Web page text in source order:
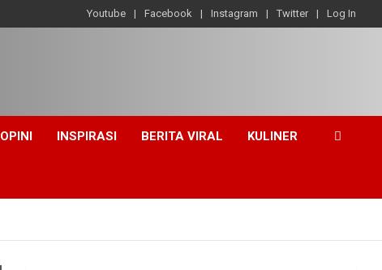
Youtube Facebook Instagram Twitter Log In
OPINI INSPIRASI BERITA VIRAL KULINER